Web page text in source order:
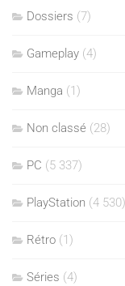
Dossiers (7)
Gameplay (4)
Manga (1)
Non classé (28)
PC (5 337)
PlayStation (4 530)
Rétro (1)
Séries (4)